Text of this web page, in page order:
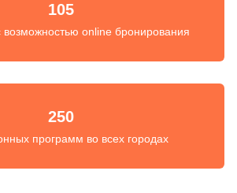
105
возможностью online бронирования
250
программ во всех городах